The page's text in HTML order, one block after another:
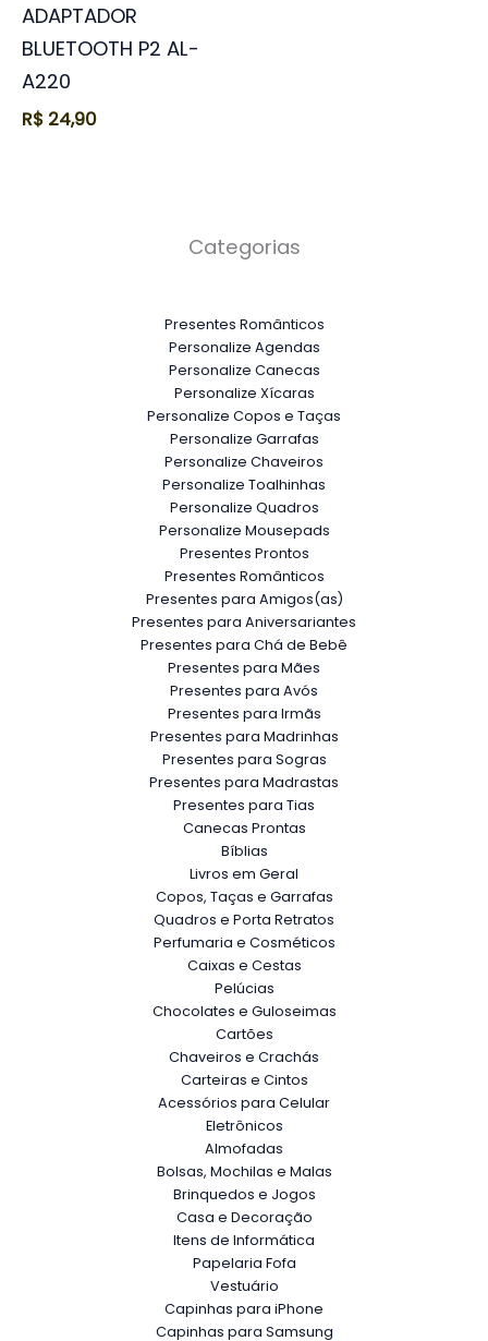
ADAPTADOR
BLUETOOTH P2 AL-
A220
R$ 24,90
Categorias
Presentes Românticos
Personalize Agendas
Personalize Canecas
Personalize Xícaras
Personalize Copos e Taças
Personalize Garrafas
Personalize Chaveiros
Personalize Toalhinhas
Personalize Quadros
Personalize Mousepads
Presentes Prontos
Presentes Românticos
Presentes para Amigos(as)
Presentes para Aniversariantes
Presentes para Chá de Bebê
Presentes para Mães
Presentes para Avós
Presentes para Irmãs
Presentes para Madrinhas
Presentes para Sogras
Presentes para Madrastas
Presentes para Tias
Canecas Prontas
Bíblias
Livros em Geral
Copos, Taças e Garrafas
Quadros e Porta Retratos
Perfumaria e Cosméticos
Caixas e Cestas
Pelúcias
Chocolates e Guloseimas
Cartões
Chaveiros e Crachás
Carteiras e Cintos
Acessórios para Celular
Eletrônicos
Almofadas
Bolsas, Mochilas e Malas
Brinquedos e Jogos
Casa e Decoração
Itens de Informática
Papelaria Fofa
Vestuário
Capinhas para iPhone
Capinhas para Samsung